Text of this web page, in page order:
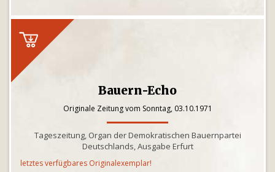
Bauern-Echo
Originale Zeitung vom Sonntag, 03.10.1971
Tageszeitung, Organ der Demokratischen Bauernpartei
Deutschlands, Ausgabe Erfurt
letztes verfügbares Originalexemplar!